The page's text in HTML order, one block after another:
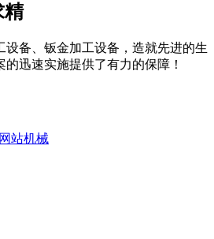
精
设备、钣金加工设备，造就先进的生
迅速实施提供了有力的保障！